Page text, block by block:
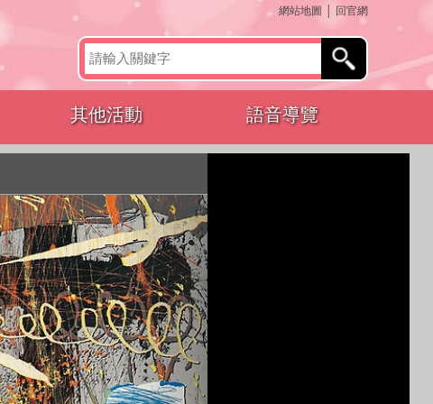
::: 網站地圖 回官網
其他活動 語音導覽